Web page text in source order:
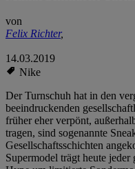
von
Felix Richter,
14.03.2019
Nike
Der Turnschuh hat in den
beeindruckenden
früher eher verpönt,
tragen, sind sogenannte
Gesellschaftsschichten
Supermodel trägt heute